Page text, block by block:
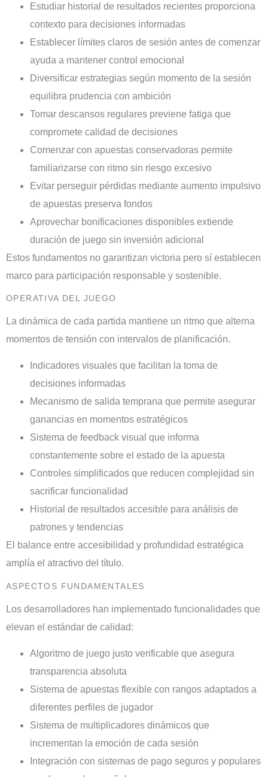
Estudiar historial de resultados recientes proporciona
contexto para decisiones informadas
Establecer límites claros de sesión antes de comenzar
ayuda a mantener control emocional
Diversificar estrategias según momento de la sesión
equilibra prudencia con ambición
Tomar descansos regulares previene fatiga que
compromete calidad de decisiones
Comenzar con apuestas conservadoras permite
familiarizarse con ritmo sin riesgo excesivo
Evitar perseguir pérdidas mediante aumento impulsivo
de apuestas preserva fondos
Aprovechar bonificaciones disponibles extiende
duración de juego sin inversión adicional
Estos fundamentos no garantizan victoria pero sí establecen
marco para participación responsable y sostenible.
OPERATIVA DEL JUEGO
La dinámica de cada partida mantiene un ritmo que alterna
momentos de tensión con intervalos de planificación.
Indicadores visuales que facilitan la toma de
decisiones informadas
Mecanismo de salida temprana que permite asegurar
ganancias en momentos estratégicos
Sistema de feedback visual que informa
constantemente sobre el estado de la apuesta
Controles simplificados que reducen complejidad sin
sacrificar funcionalidad
Historial de resultados accesible para análisis de
patrones y tendencias
El balance entre accesibilidad y profundidad estratégica
amplía el atractivo del título.
ASPECTOS FUNDAMENTALES
Los desarrolladores han implementado funcionalidades que
elevan el estándar de calidad:
Algoritmo de juego justo verificable que asegura
transparencia absoluta
Sistema de apuestas flexible con rangos adaptados a
diferentes perfiles de jugador
Sistema de multiplicadores dinámicos que
incrementan la emoción de cada sesión
Integración con sistemas de pago seguros y populares